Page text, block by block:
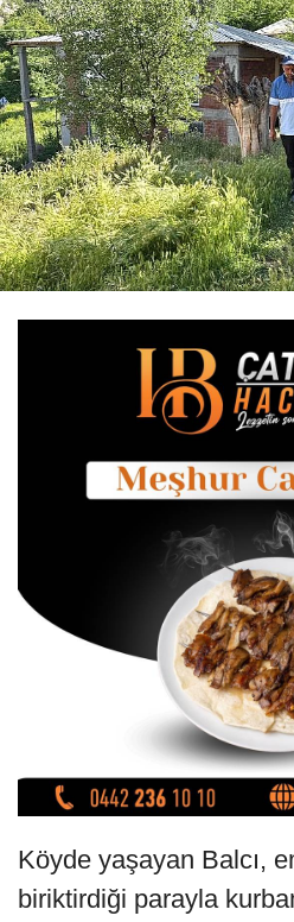
Köyde yaşayan Balcı,
biriktirdiği parayla